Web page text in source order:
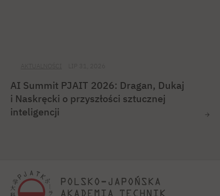
AI Summit PJAIT 2026: Dragan, Dukaj
i Naskręcki o przyszłości sztucznej
inteligencji